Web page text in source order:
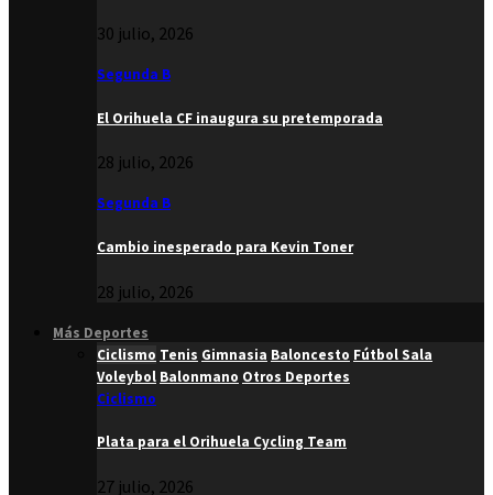
30 julio, 2026
Segunda B
El Orihuela CF inaugura su pretemporada
28 julio, 2026
Segunda B
Cambio inesperado para Kevin Toner
28 julio, 2026
Más Deportes
Ciclismo Tenis Gimnasia Baloncesto Fútbol Sala
Voleybol Balonmano Otros Deportes
Ciclismo
Plata para el Orihuela Cycling Team
27 julio, 2026